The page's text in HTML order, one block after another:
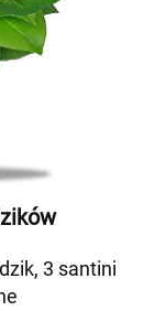
3 santini